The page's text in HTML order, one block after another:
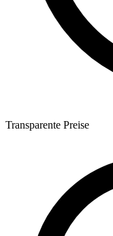
Transparente Preise